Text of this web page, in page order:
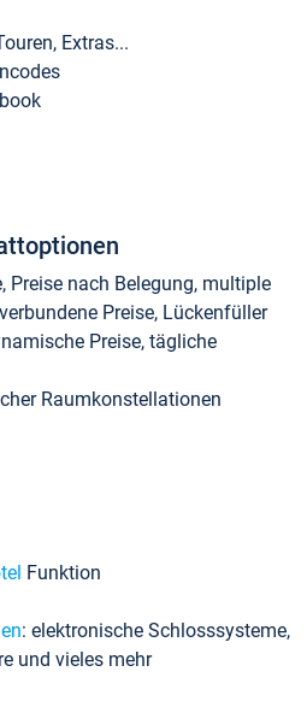
Extras...
Preise nach Belegung, multiple
Preise, Lückenfüller
Preise, tägliche
Raumkonstellationen
Funktion
: elektronische Schlosssysteme,
und vieles mehr